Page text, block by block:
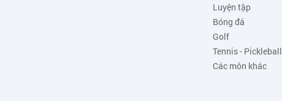
Luyện tập
Bóng đá
Golf
Tennis - Pickleball
Các môn khác